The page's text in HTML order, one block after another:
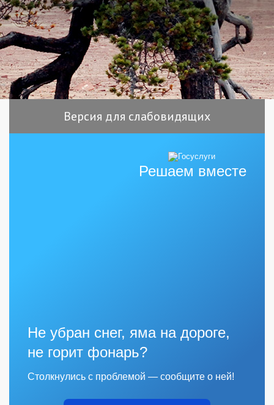
Версия для слабовидящих
Решаем вместе
Не убран снег, яма на дороге,
не горит фонарь?
Столкнулись с проблемой — сообщите о ней!